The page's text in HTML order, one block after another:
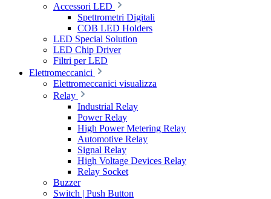
Accessori LED
Spettrometri Digitali
COB LED Holders
LED Special Solution
LED Chip Driver
Filtri per LED
Elettromeccanici
Elettromeccanici visualizza
Relay
Industrial Relay
Power Relay
High Power Metering Relay
Automotive Relay
Signal Relay
High Voltage Devices Relay
Relay Socket
Buzzer
Switch | Push Button